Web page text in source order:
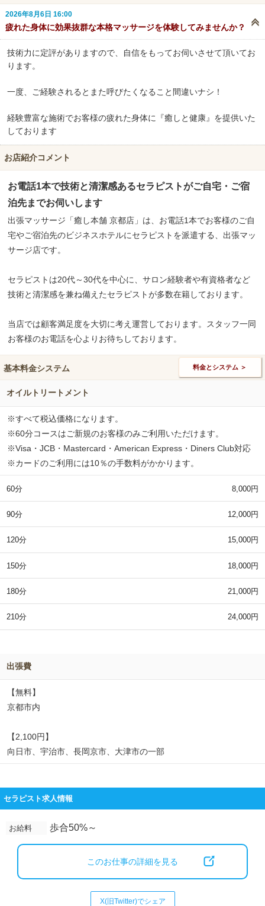
2026年8月6日 16:00
疲れた身体に効果抜群な本格マッサージを体験してみませんか？
技術力に定評がありますので、自信をもってお伺いさせて頂いてお
ります。
一度、ご経験されるとまた呼びたくなること間違いナシ！
経験豊富な施術でお客様の疲れた身体に『癒しと健康』を提供いた
しております
お店紹介コメント
お電話1本で技術と清潔感あるセラピストがご自宅・ご宿
泊先までお伺いします
出張マッサージ「癒し本舗 京都店」は、お電話1本でお客様のご自
宅やご宿泊先のビジネスホテルにセラピストを派遣する、出張マッ
サージ店です。
セラピストは20代～30代を中心に、サロン経験者や有資格者など
技術と清潔感を兼ね備えたセラピストが多数在籍しております。
当店では顧客満足度を大切に考え運営しております。スタッフ一同
お客様のお電話を心よりお待ちしております。
基本料金システム 料金とシステム ＞
オイルトリートメント
※すべて税込価格になります。
※60分コースはご新規のお客様のみご利用いただけます。
※Visa・JCB・Mastercard・American Express・Diners Club対応
※カードのご利用には10％の手数料がかかります。
60分 8,000円
90分 12,000円
120分 15,000円
150分 18,000円
180分 21,000円
210分 24,000円
出張費
【無料】
京都市内
【2,100円】
向日市、宇治市、長岡京市、大津市の一部
セラピスト求人情報
お給料 歩合50%～
このお仕事の詳細を見る
X(旧Twitter)でシェア